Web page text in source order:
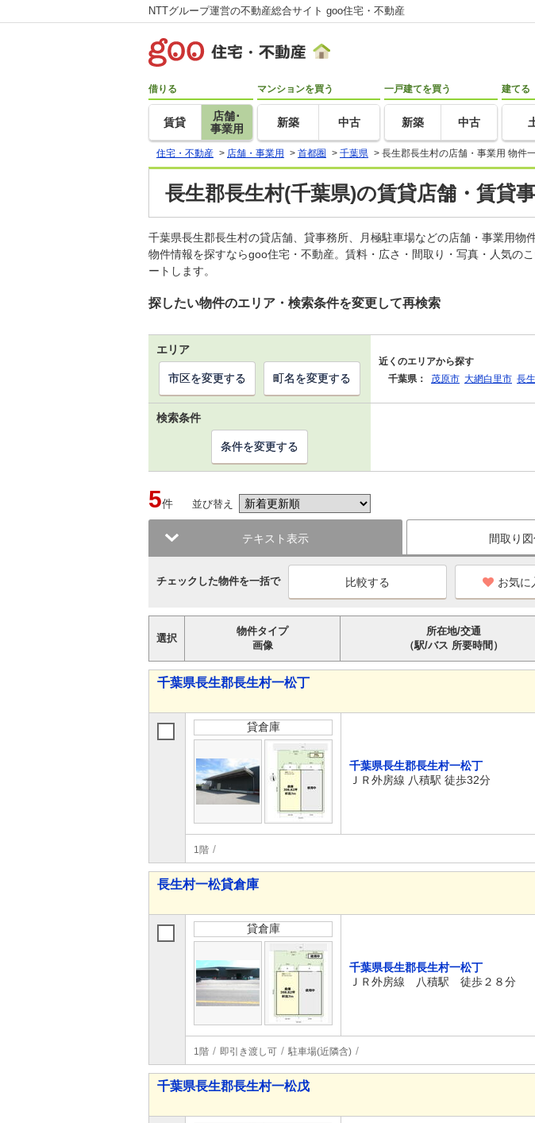
NTTグループ運営の不動産総合サイト goo住宅・不動産
借りる
賃貸
店舗･
事業用
マンションを買う
新築 中古
一戸建てを買う
新築 中古
建てる
住宅・不動産 > 店舗・事業用 > 首都圏 > 千葉県 > 長生郡長生村の店舗・事業用 物件
長生郡長生村(千葉県)の賃貸店舗・賃貸
千葉県長生郡長生村の貸店舗、貸事務所、月極駐車場などの店舗・事業用
物件情報を探すならgoo住宅・不動産。賃料・広さ・間取り・写真・人気の
ートします。
探したい物件のエリア・検索条件を変更して再検索
エリア
近くのエリアから探す
千葉県：
茂原市 大網白里市 長
市区を変更する 町名を変更する
検索条件
条件を変更する
5件 並び替え
テキスト表示 間取り
チェックした物件を一括で お気に
選択
物件タイプ
画像
所在地/交通
（駅/バス 所要時間）
千葉県長生郡長生村一松丁
貸倉庫
千葉県長生郡長生村一松丁
ＪＲ外房線 八積駅 徒歩32分
1階
長生村一松貸倉庫
貸倉庫
千葉県長生郡長生村一松丁
ＪＲ外房線 八積駅 徒歩２８分
1階 即引き渡し可 駐車場(近隣含)
千葉県長生郡長生村一松戊